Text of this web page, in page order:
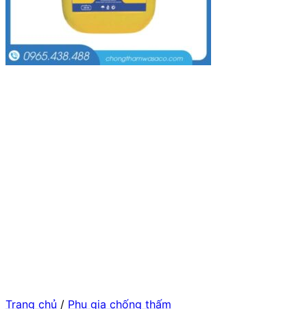
Trang chủ / Phụ gia chống thấm